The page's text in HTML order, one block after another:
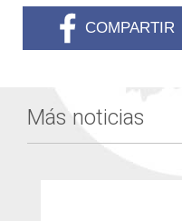
COMPARTIR
Más noticias